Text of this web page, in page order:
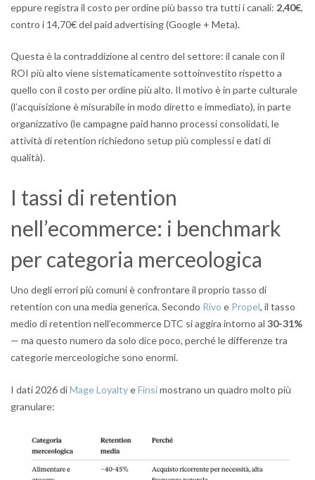
eppure registra il costo per ordine più basso tra tutti i canali: 2,40€,
contro i 14,70€ del paid advertising (Google + Meta).
Questa è la contraddizione al centro del settore: il canale con il
ROI più alto viene sistematicamente sottoinvestito rispetto a
quello con il costo per ordine più alto. Il motivo è in parte culturale
(l’acquisizione è misurabile in modo diretto e immediato), in parte
organizzativo (le campagne paid hanno processi consolidati, le
attività di retention richiedono setup più complessi e dati di
qualità).
I tassi di retention
nell’ecommerce: i benchmark
per categoria merceologica
Uno degli errori più comuni è confrontare il proprio tasso di
retention con una media generica. Secondo Rivo e Propel, il tasso
medio di retention nell’ecommerce DTC si aggira intorno al 30-31%
— ma questo numero da solo dice poco, perché le differenze tra
categorie merceologiche sono enormi.
I dati 2026 diMage LoyaltyeFinsimostrano un quadro molto più
granulare: